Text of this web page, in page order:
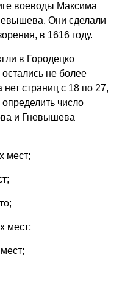
воеводы Максима
Они сделали
в 1616 году.
в Городецко
не более
страниц с 18 по 27,
число
и Гневышева
мест;
мест;